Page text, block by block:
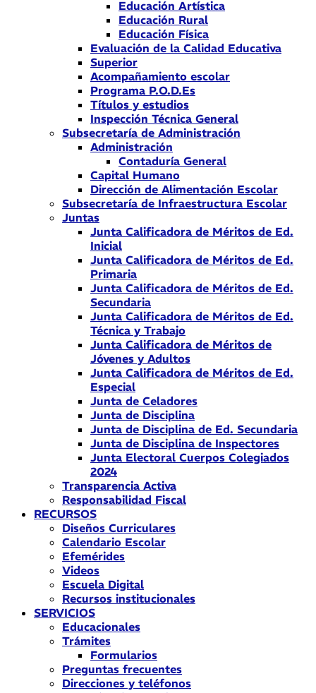
Educación Artística
Educación Rural
Educación Física
Evaluación de la Calidad Educativa
Superior
Acompañamiento escolar
Programa P.O.D.Es
Títulos y estudios
Inspección Técnica General
Subsecretaría de Administración
Administración
Contaduría General
Capital Humano
Dirección de Alimentación Escolar
Subsecretaría de Infraestructura Escolar
Juntas
Junta Calificadora de Méritos de Ed.
Inicial
Junta Calificadora de Méritos de Ed.
Primaria
Junta Calificadora de Méritos de Ed.
Secundaria
Junta Calificadora de Méritos de Ed.
Técnica y Trabajo
Junta Calificadora de Méritos de
Jóvenes y Adultos
Junta Calificadora de Méritos de Ed.
Especial
Junta de Celadores
Junta de Disciplina
Junta de Disciplina de Ed. Secundaria
Junta de Disciplina de Inspectores
Junta Electoral Cuerpos Colegiados
2024
Transparencia Activa
Responsabilidad Fiscal
RECURSOS
Diseños Curriculares
Calendario Escolar
Efemérides
Videos
Escuela Digital
Recursos institucionales
SERVICIOS
Educacionales
Trámites
Formularios
Preguntas frecuentes
Direcciones y teléfonos